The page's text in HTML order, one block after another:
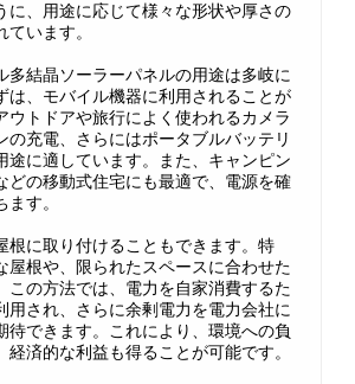
に、用途に応じて様々な形状や厚さの
います。
多結晶ソーラーパネルの用途は多岐に
は、モバイル機器に利用されることが
ウトドアや旅行によく使われるカメラ
の充電、さらにはポータブルバッテリ
途に適しています。また、キャンピン
どの移動式住宅にも最適で、電源を確
す。
根に取り付けることもできます。特
屋根や、限られたスペースに合わせた
この方法では、電力を自家消費するた
用され、さらに余剰電力を電力会社に
待できます。これにより、環境への負
経済的な利益も得ることが可能です。